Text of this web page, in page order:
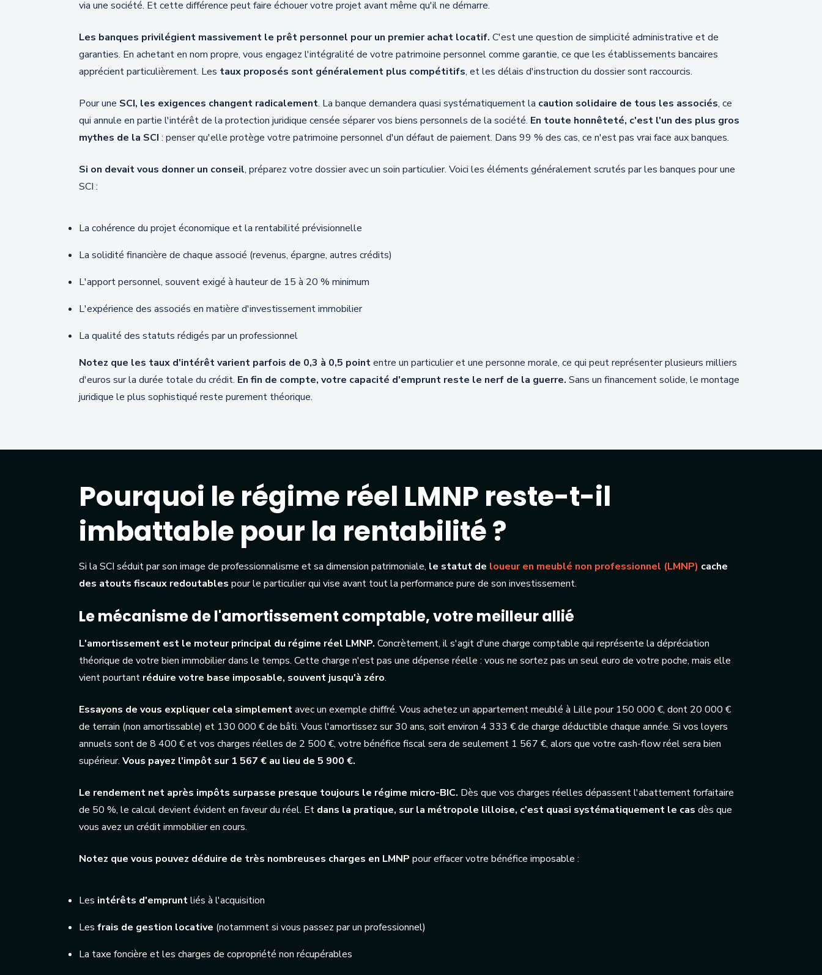
via une société. Et cette différence peut faire échouer votre projet avant même qu'il ne démarre.
Les banques privilégient massivement le prêt personnel pour un premier achat locatif. C'est une question de simplicité administrative et de
garanties. En achetant en nom propre, vous engagez l'intégralité de votre patrimoine personnel comme garantie, ce que les établissements bancaires
apprécient particulièrement. Les taux proposés sont généralement plus compétitifs, et les délais d'instruction du dossier sont raccourcis.
Pour une SCI, les exigences changent radicalement. La banque demandera quasi systématiquement la caution solidaire de tous les associés, ce
qui annule en partie l'intérêt de la protection juridique censée séparer vos biens personnels de la société. En toute honnêteté, c'est l'un des plus gros
mythes de la SCI : penser qu'elle protège votre patrimoine personnel d'un défaut de paiement. Dans 99 % des cas, ce n'est pas vrai face aux banques.
Si on devait vous donner un conseil, préparez votre dossier avec un soin particulier. Voici les éléments généralement scrutés par les banques pour une
SCI :
La cohérence du projet économique et la rentabilité prévisionnelle
La solidité financière de chaque associé (revenus, épargne, autres crédits)
L'apport personnel, souvent exigé à hauteur de 15 à 20 % minimum
L'expérience des associés en matière d'investissement immobilier
La qualité des statuts rédigés par un professionnel
Notez que les taux d'intérêt varient parfois de 0,3 à 0,5 pointentre un particulier et une personne morale, ce qui peut représenter plusieurs milliers
d'euros sur la durée totale du crédit. En fin de compte, votre capacité d'emprunt reste le nerf de la guerre. Sans un financement solide, le montage
juridique le plus sophistiqué reste purement théorique.
Pourquoi le régime réel LMNP reste-t-il
imbattable pour la rentabilité ?
Si la SCI séduit par son image de professionnalisme et sa dimension patrimoniale, le statut de loueur en meublé non professionnel (LMNP) cache
des atouts fiscaux redoutables pour le particulier qui vise avant tout la performance pure de son investissement.
Le mécanisme de l'amortissement comptable, votre meilleur allié
L'amortissement est le moteur principal du régime réel LMNP. Concrètement, il s'agit d'une charge comptable qui représente la dépréciation
théorique de votre bien immobilier dans le temps. Cette charge n'est pas une dépense réelle : vous ne sortez pas un seul euro de votre poche, mais elle
vient pourtant réduire votre base imposable, souvent jusqu'à zéro.
Essayons de vous expliquer cela simplementavec un exemple chiffré. Vous achetez un appartement meublé à Lille pour 150 000 €, dont 20 000 €
de terrain (non amortissable) et 130 000 € de bâti. Vous l'amortissez sur 30 ans, soit environ 4 333 € de charge déductible chaque année. Si vos loyers
annuels sont de 8 400 € et vos charges réelles de 2 500 €, votre bénéfice fiscal sera de seulement 1 567 €, alors que votre cash-flow réel sera bien
supérieur. Vous payez l'impôt sur 1 567 € au lieu de 5 900 €.
Le rendement net après impôts surpasse presque toujours le régime micro-BIC. Dès que vos charges réelles dépassent l'abattement forfaitaire
de 50 %, le calcul devient évident en faveur du réel. Et dans la pratique, sur la métropole lilloise, c'est quasi systématiquement le cas dès que
vous avez un crédit immobilier en cours.
Notez que vous pouvez déduire de très nombreuses charges en LMNP pour effacer votre bénéfice imposable :
Les intérêts d'empruntliés à l'acquisition
Les frais de gestion locative (notamment si vous passez par un professionnel)
La taxe foncière et les charges de copropriété non récupérables